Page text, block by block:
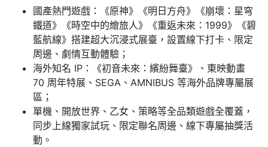
國產熱門遊戲：《原神》《明日方舟》《崩壞：星穹
鐵道》《時空中的繪旅人》《重返未來：1999》《碧
藍航線》搭建超大沉浸式展臺，設置線下打卡、限定
周邊、劇情互動體驗；
海外知名 IP：《初音未來：繽紛舞臺》、東映動畫
70 周年特展、SEGA、AMNIBUS 等海外品牌專屬展
區；
單機、開放世界、乙女、策略等全品類遊戲全覆蓋，
同步上線獨家試玩、限定聯名周邊、線下專屬抽獎活
動。